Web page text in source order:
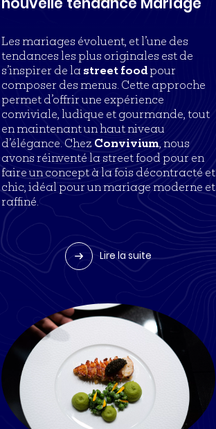
Les mariages évoluent, et l’une des
tendances les plus originales est de
s’inspirer de lastreet foodpour
composer des menus. Cette approche
permet d’offrir une expérience
conviviale, ludique et gourmande, tout
en maintenant un haut niveau
d’élégance. Chez Convivium, nous
avons réinventé la street food pour en
faire un concept à la fois décontracté et
chic, idéal pour un mariage moderne et
raffiné.
Lire la suite